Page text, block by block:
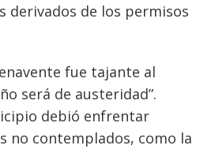
derivados de los permisos
fue tajante al
será de austeridad”.
debió enfrentar
no contemplados, como la